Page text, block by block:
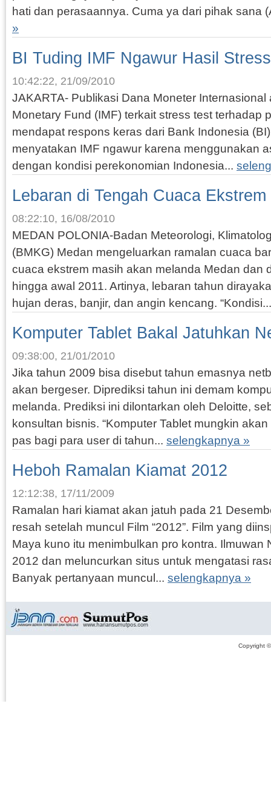
hati dan perasaannya. Cuma ya dari pihak sana
»
BI Tuding IMF Ngawur Hasil
10:42:22, 21/09/2010
JAKARTA- Publikasi Dana Moneter Internasional
Monetary Fund (IMF) terkait stress test terhadap
mendapat respons keras dari Bank Indonesia
menyatakan IMF ngawur karena menggunakan
dengan kondisi perekonomian Indonesia...
Lebaran di Tengah Cuaca Ekstrem
08:22:10, 16/08/2010
MEDAN POLONIA-Badan Meteorologi,
(BMKG) Medan mengeluarkan ramalan cuaca
cuaca ekstrem masih akan melanda Medan dan
hingga awal 2011. Artinya, lebaran tahun
hujan deras, banjir, dan angin kencang.
Komputer Tablet Bakal Jatuhkan
09:38:00, 21/01/2010
Jika tahun 2009 bisa disebut tahun emasnya
akan bergeser. Diprediksi tahun ini demam
melanda. Prediksi ini dilontarkan oleh Deloitte,
konsultan bisnis. “Komputer Tablet mungkin
pas bagi para user di tahun... selengkapnya »
Heboh Ramalan Kiamat 2012
12:12:38, 17/11/2009
Ramalan hari kiamat akan jatuh pada 21
resah setelah muncul Film “2012”. Film yang
Maya kuno itu menimbulkan pro kontra. Ilmuwan
2012 dan meluncurkan situs untuk mengatasi
Banyak pertanyaan muncul... selengkapnya »
Copyright